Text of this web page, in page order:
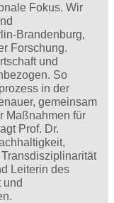
Fokus. Wir
Brandenburg,
Forschung.
und
So
in der
gemeinsam
Maßnahmen für
Prof. Dr.
Leiterin des
und